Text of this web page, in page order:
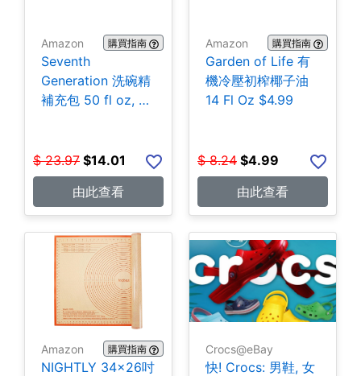
Amazon 購買指南
Seventh
Generation 洗碗精
補充包 50 fl oz, 3
$ 23.97 $14.01
由此查看
Amazon 購買指南
Garden of Life 有
機冷壓初榨椰子油
14 Fl Oz $4.99
$ 8.24 $4.99
由此查看
Amazon 購買指南
NIGHTLY 34x26吋
Crocs@eBay
快! Crocs: 男鞋, 女